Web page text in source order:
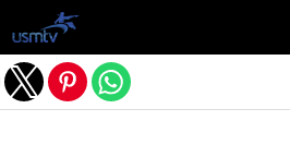
mobile version